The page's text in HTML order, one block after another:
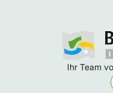
Ihr Team